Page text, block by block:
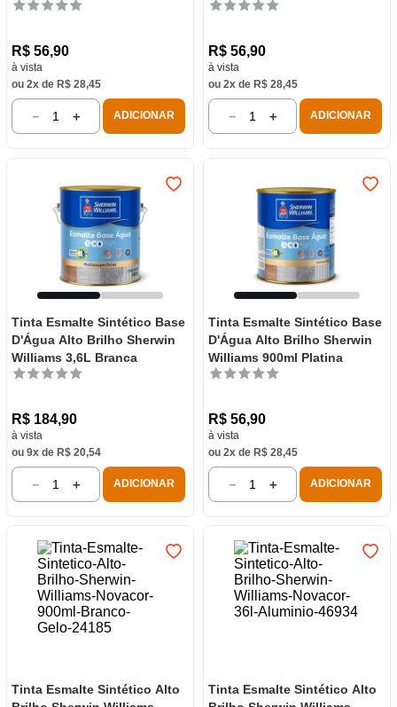
R$ 56,90
à vista
ou 2x de R$ 28,45
＋
－ ADICIONAR
R$ 56,90
à vista
ou 2x de R$ 28,45
＋
－ ADICIONAR
Tinta Esmalte Sintético Base
D'Água Alto Brilho Sherwin
Williams 3,6L Branca
R$ 184,90
à vista
ou 9x de R$ 20,54
＋
－ ADICIONAR
Tinta Esmalte Sintético Base
D'Água Alto Brilho Sherwin
Williams 900ml Platina
R$ 56,90
à vista
ou 2x de R$ 28,45
＋
－ ADICIONAR
Tinta Esmalte Sintético Alto
Tinta Esmalte Sintético Alto